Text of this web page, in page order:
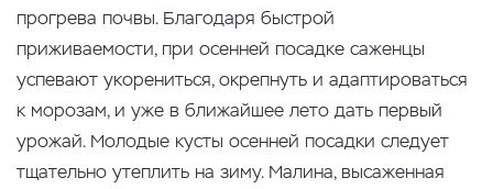
прогрева почвы. Благодаря быстрой
приживаемости, при осенней посадке саженцы
успевают укорениться, окрепнуть и адаптироваться
к морозам, и уже в ближайшее лето дать первый
урожай. Молодые кусты осенней посадки следует
тщательно утеплить на зиму. Малина, высаженная